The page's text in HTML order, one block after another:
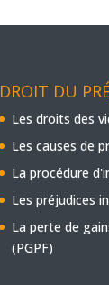
DROIT DU
Les droits des
Les causes de
La procédure
Les préjudices
La perte de
(PGPF)